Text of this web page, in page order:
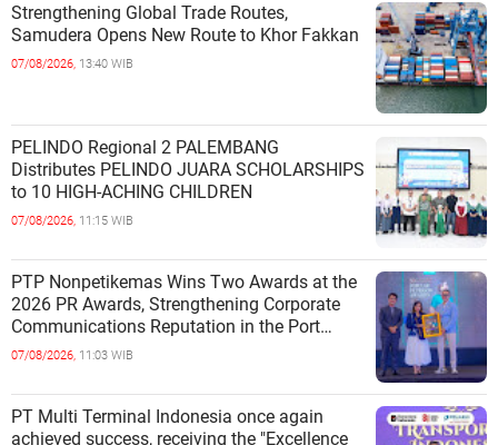
Strengthening Global Trade Routes,
Samudera Opens New Route to Khor Fakkan
07/08/2026, 13:40 WIB
PELINDO Regional 2 PALEMBANG
Distributes PELINDO JUARA SCHOLARSHIPS
to 10 HIGH-ACHING CHILDREN
07/08/2026, 11:15 WIB
PTP Nonpetikemas Wins Two Awards at the
2026 PR Awards, Strengthening Corporate
Communications Reputation in the Port
Sector
07/08/2026, 11:03 WIB
PT Multi Terminal Indonesia once again
achieved success, receiving the "Excellence